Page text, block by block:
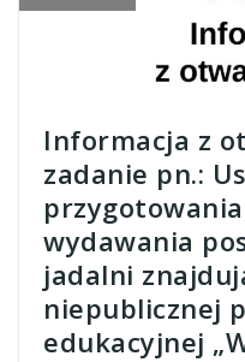
Informacja z
zadanie pn.:
wydawania
jadalni
niepublicznej
edukacyjnej